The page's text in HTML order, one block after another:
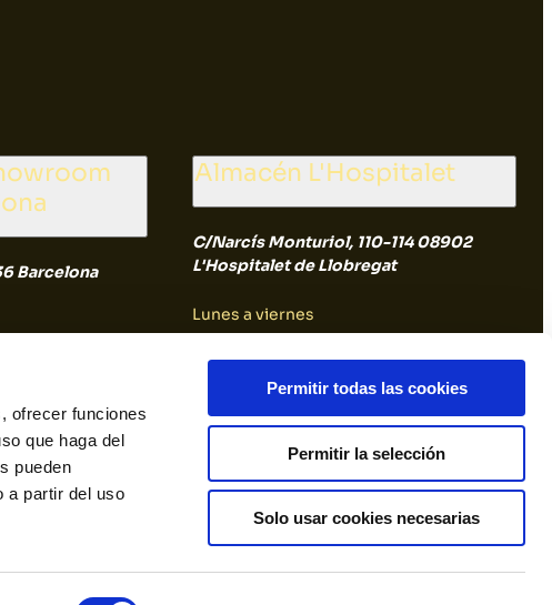
ofrecer funciones
que haga del
pueden
a partir del uso
Permitir todas las cookies
Permitir la selección
Solo usar cookies necesarias
Barcelona
Almacén L'Hospitalet
C/Narcís Monturiol, 110-114 08902
L'Hospitalet de Llobregat
Lunes a viernes
8:00 a 14:30
Sábado y Domingo
Cerrado